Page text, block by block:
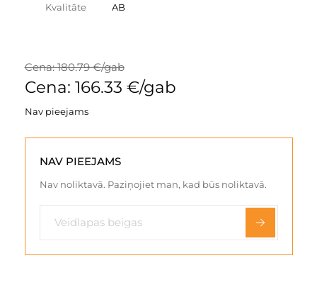
Kvalitāte AB
Cena: 180.79 €/gab
Cena: 166.33 €/gab
Nav pieejams
NAV PIEEJAMS
Nav noliktavā. Paziņojiet man, kad būs noliktavā.